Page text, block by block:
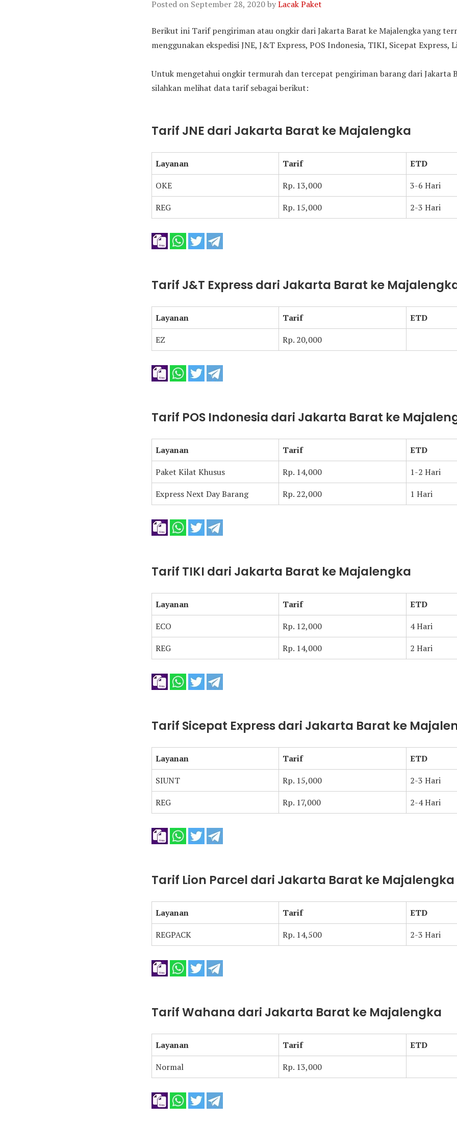
Posted on September 28, 2020byLacak Paket
Berikut ini Tarif pengiriman atau ongkir dari Jakarta Barat ke Majalengka yang
menggunakan ekspedisi JNE, J&T Express, POS Indonesia, TIKI, Sicepat Express,
Untuk mengetahui ongkir termurah dan tercepat pengiriman barang dari Jakarta
silahkan melihat data tarif sebagai berikut:
Tarif JNE dari Jakarta Barat ke Majalengka
Layanan Tarif
ETD
OKE
Rp. 13,000
3-6 Hari
REG
Rp. 15,000 2-3 Hari
Tarif J&T Express dari Jakarta Barat ke
Layanan Tarif
ETD
EZ
Rp. 20,000
Tarif POS Indonesia dari Jakarta Barat ke
Layanan Tarif
ETD
Paket Kilat Khusus
Rp. 14,000
1-2 Hari
Express Next Day Barang
Rp. 22,000 1 Hari
Tarif TIKI dari Jakarta Barat ke Majalengka
Layanan Tarif
ETD
ECO
Rp. 12,000
4 Hari
REG
Rp. 14,000 2 Hari
Tarif Sicepat Express dari Jakarta Barat ke
Layanan Tarif
ETD
SIUNT
Rp. 15,000
2-3 Hari
REG
Rp. 17,000 2-4 Hari
Tarif Lion Parcel dari Jakarta Barat ke Majalengka
Layanan Tarif
ETD
REGPACK
Rp. 14,500 2-3 Hari
Tarif Wahana dari Jakarta Barat ke Majalengka
Layanan Tarif
ETD
Normal
Rp. 13,000